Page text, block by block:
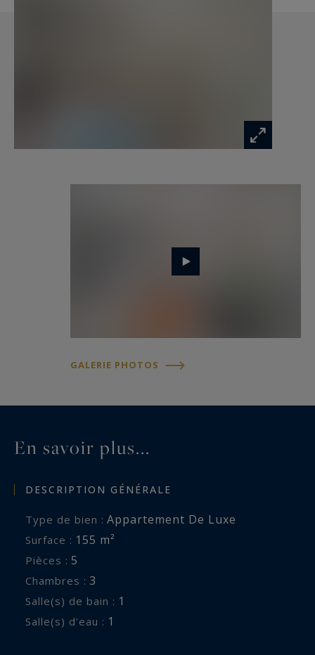
GALERIE PHOTOS
En savoir plus...
DESCRIPTION GÉNÉRALE
Type de bien : Appartement De Luxe
Surface : 155 m²
Pièces : 5
Chambres : 3
Salle(s) de bain : 1
Salle(s) d'eau : 1